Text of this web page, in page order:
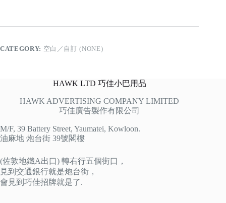
CATEGORY: 空白／自訂 (NONE)
HAWK LTD 巧佳小巴用品
HAWK ADVERTISING COMPANY LIMITED
巧佳廣告製作有限公司
M/F, 39 Battery Street, Yaumatei, Kowloon.
油麻地 炮台街 39號閣樓
(佐敦地鐵A出口) 轉右行五個街口，
見到交通銀行就是炮台街，
會見到巧佳招牌就是了.